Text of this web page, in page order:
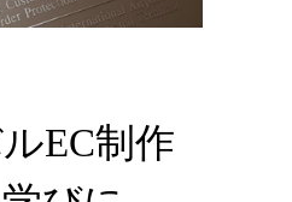
EC制作